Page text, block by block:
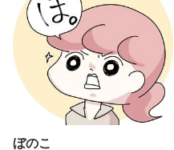
ぼのこ